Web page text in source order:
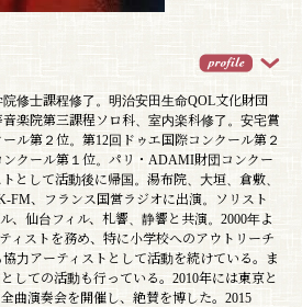
修士課程修了。明治安田生命QOL文化財団
楽院第三課程ソロ科、室内楽科修了。安宅賞
ル第２位。第12回ドゥエ国際コンクール第２
クール第１位。パリ・ADAMI財団コンクー
として活動後に帰国。湯布院、大垣、倉敷、
FM、フランス国営ラジオに出演。ソリスト
、仙台フィル、札響、静響と共演。2000年よ
ィストを務め、特に小学校へのアウトリーチ
力アーティストとして活動を続けている。ま
しての活動も行っている。2010年には東京と
曲演奏会を開催し、絶賛を博した。2015